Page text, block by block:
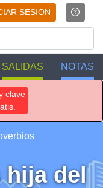
SESION
SALIDAS NOTAS
clave
hija del